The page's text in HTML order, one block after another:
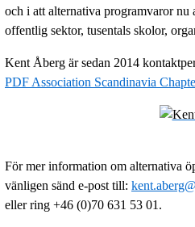
och i att alternativa programvaror nu
offentlig sektor, tusentals skolor,
Kent Åberg är sedan 2014
PDF Association Scandinavia
För mer information om alternativa
vänligen sänd e-post till:
eller ring +46 (0)70 631 53 01.